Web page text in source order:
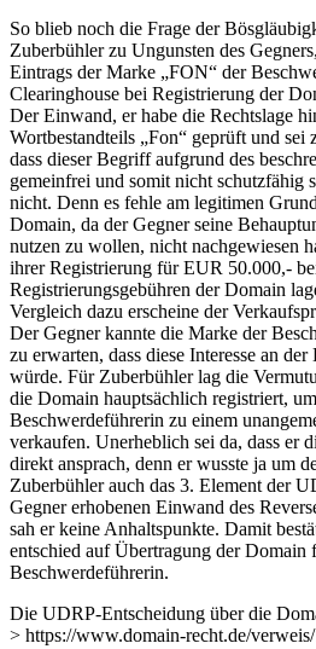
So blieb noch die Frage der
Zuberbühler zu Ungunsten des
Eintrags der Marke „FON“ der
Clearinghouse bei Registrierung der
Der Einwand, er habe die Rechtslage
Wortbestandteils „Fon“ geprüft und sei
dass dieser Begriff aufgrund des
gemeinfrei und somit nicht schutzfähig
nicht. Denn es fehle am legitimen
Domain, da der Gegner seine
nutzen zu wollen, nicht nachgewiesen
ihrer Registrierung für EUR 50.000,-
Registrierungsgebühren der Domain
Vergleich dazu erscheine der
Der Gegner kannte die Marke der
zu erwarten, dass diese Interesse an
würde. Für Zuberbühler lag die
die Domain hauptsächlich registriert,
Beschwerdeführerin zu einem
verkaufen. Unerheblich sei da, dass er
direkt ansprach, denn er wusste ja um
Zuberbühler auch das 3. Element der
Gegner erhobenen Einwand des
sah er keine Anhaltspunkte. Damit
entschied auf Übertragung der Domain
Beschwerdeführerin.
Die UDRP-Entscheidung über die
> https://www.domain-recht.de/